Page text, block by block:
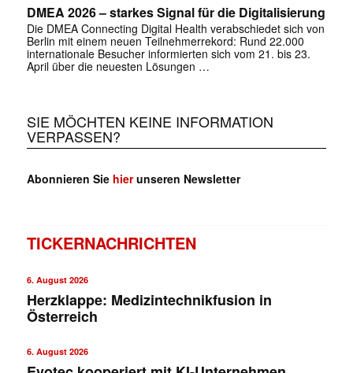
DMEA 2026 – starkes Signal für die Digitalisierung
Die DMEA Connecting Digital Health verabschiedet sich von
Berlin mit einem neuen Teilnehmerrekord: Rund 22.000
internationale Besucher informierten sich vom 21. bis 23.
April über die neuesten Lösungen …
SIE MÖCHTEN KEINE INFORMATION
VERPASSEN?
Abonnieren Sie hierunseren Newsletter
TICKERNACHRICHTEN
6. August 2026
Herzklappe: Medizintechnikfusion in
Österreich
6. August 2026